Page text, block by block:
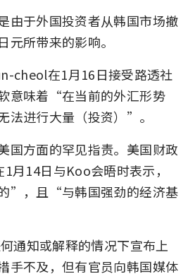
由于外国投资者从韩国市场撤
元所带来的影响。
cheol在1月16日接受路透社
意味着“在当前的外汇形势
法进行大量（投资）”。
国方面的罕见指责。美国财政
月14日与Koo会晤时表示，
”，且“与韩国强劲的经济基
通知或解释的情况下宣布上
手不及，但有官员向韩国媒体